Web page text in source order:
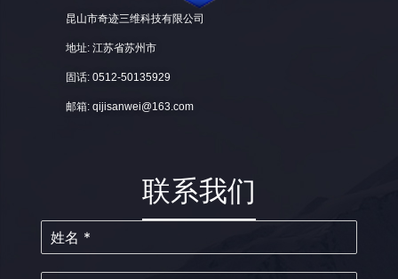
昆山市奇迹三维科技有限公司
地址: 江苏省苏州市
固话: 0512-50135929
邮箱: qijisanwei@163.com
联系我们